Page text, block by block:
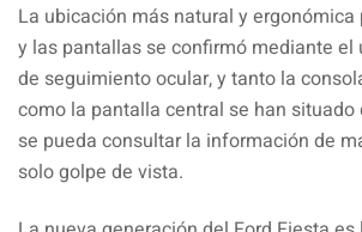
La ubicación más natural y
y las pantallas se confirmó mediante el
de seguimiento ocular, y tanto la
como la pantalla central se han situado
se pueda consultar la información de
solo golpe de vista.